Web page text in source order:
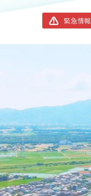
西市ホームページ
緊急情報